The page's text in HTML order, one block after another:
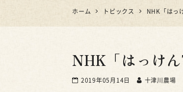
ホーム トピックス NHK「はっ
NHK「はっけ
2019年05月14日 十津川農場